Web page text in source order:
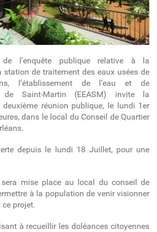
l’enquête publique relative à la
station de traitement des eaux usées de
l'établissement de l’eau et de
de Saint-Martin (EEASM) invite la
réunion publique, le lundi 1er
dans le local du Conseil de Quartier
depuis le lundi 18 Juillet, pour une
sera mise place au local du conseil de
à la population de venir visionner
ce projet.
à recueillir les doléances citoyennes